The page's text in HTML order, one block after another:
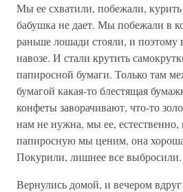
Мы ее схватили, побежали, курить
бабушка не дает. Мы побежали в
раньше лошади стояли, и поэтому
навозе. И стали крутить
папиросной бумаги. Только там
бумагой какая-то блестящая
конфеты заворачивают, что-то
нам не нужна, мы ее, естественно,
папиросную мы ценим, она
Покурили, лишнее все выбросили.
Вернулись домой, и вечером